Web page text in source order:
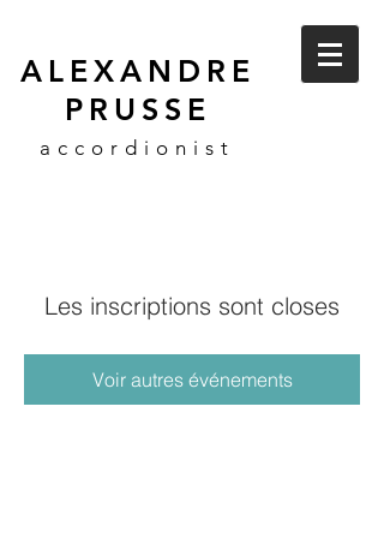
ALEXANDRE
PRUSSE
accordionist
Les inscriptions sont closes
Voir autres événements